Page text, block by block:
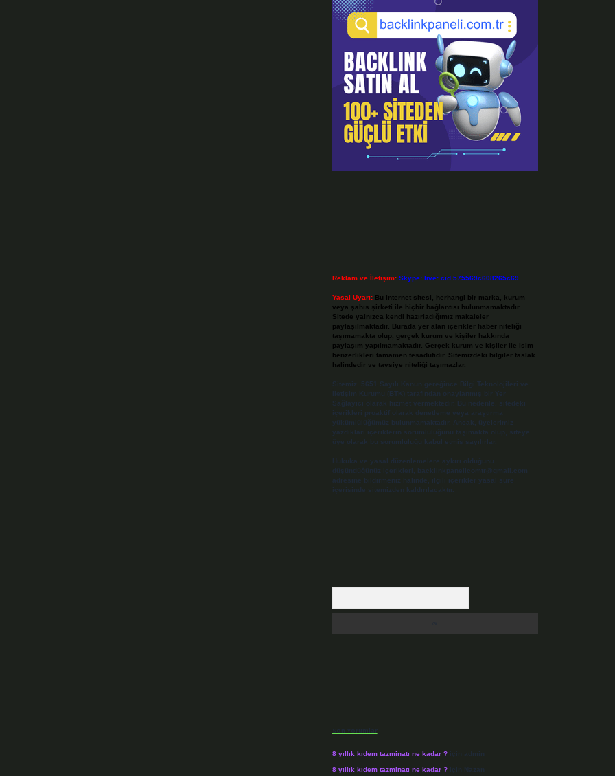
Reklam ve İletişim: Skype: live:.cid.575569c608265c69
Yasal Uyarı: Bu internet sitesi, herhangi bir marka, kurum
veya şahıs şirketi ile hiçbir bağlantısı bulunmamaktadır.
Sitede yalnızca kendi hazırladığımız makaleler
paylaşılmaktadır. Burada yer alan içerikler haber niteliği
taşımamakta olup, gerçek kurum ve kişiler hakkında
paylaşım yapılmamaktadır. Gerçek kurum ve kişiler ile isim
benzerlikleri tamamen tesadüfidir. Sitemizdeki bilgiler taslak
halindedir ve tavsiye niteliği taşımazlar.
Sitemiz, 5651 Sayılı Kanun gereğince Bilgi Teknolojileri ve
İletişim Kurumu (BTK) tarafından onaylanmış bir Yer
Sağlayıcı olarak hizmet vermektedir. Bu nedenle, sitedeki
içerikleri proaktif olarak denetleme veya araştırma
yükümlülüğümüz bulunmamaktadır. Ancak, üyelerimiz
yazdıkları içeriklerin sorumluluğunu taşımakta olup, siteye
üye olarak bu sorumluluğu kabul etmiş sayılırlar.
Hukuka ve yasal düzenlemelere aykırı olduğunu
düşündüğünüz içerikleri,
backlinkpanelicomtr@gmail.com
adresine bildirmeniz halinde, ilgili içerikler yasal süre
içerisinde sitemizden kaldırılacaktır.
Son Yorumlar
8 yıllık kıdem tazminatı ne kadar ?için admin
8 yıllık kıdem tazminatı ne kadar ?için Nazan